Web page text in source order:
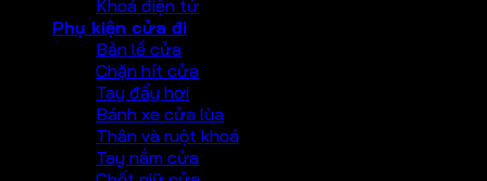
Khoá điện tử
Phụ kiện cửa đi
Bản lề cửa
Chặn hít cửa
Tay đẩy hơi
Bánh xe cửa lùa
Thân và ruột khoá
Tay nắm cửa